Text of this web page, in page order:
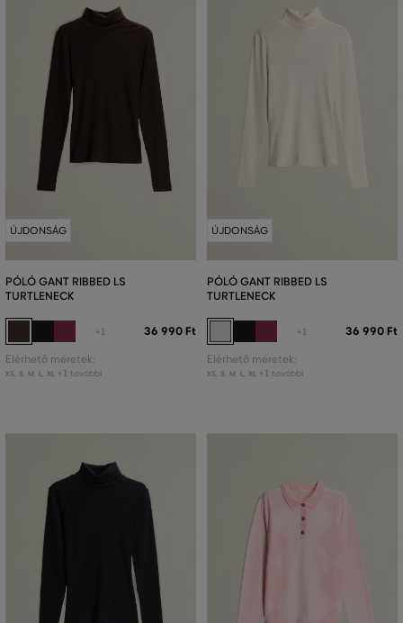
ÚJDONSÁG
PÓLÓ GANT RIBBED LS
TURTLENECK
+1 36 990 Ft
Elérhető méretek:
XS, S, M L XL +1 további
ÚJDONSÁG
PÓLÓ GANT RIBBED LS
TURTLENECK
+1 36 990 Ft
Elérhető méretek:
XS, S, M L XL +1 további